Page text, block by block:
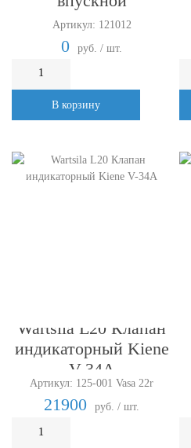
Артикул: 121012
0 руб. / шт.
В корзину
Wartsila L20 Клапан
индикаторный Kiene
V-34A
Артикул: 125-001 Vasa 22r
21900 руб. / шт.